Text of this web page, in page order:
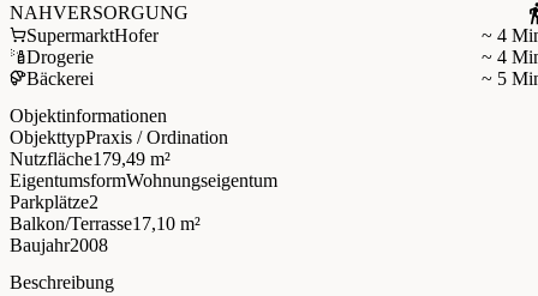
NAHVERSORGUNG
SupermarktHofer
~ 4
Drogerie
~ 4
Bäckerei
~ 5
Objektinformationen
ObjekttypPraxis / Ordination
Nutzfläche179,49 m²
EigentumsformWohnungseigentum
Parkplätze2
Balkon/Terrasse17,10 m²
Baujahr2008
Beschreibung